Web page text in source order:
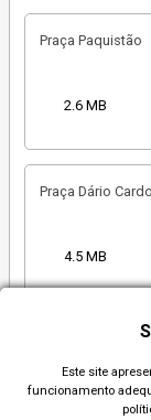
Praça Paquistão
2.6 MB
Praça Dário
4.5 MB
Praça da rua
Este site
funcionamento